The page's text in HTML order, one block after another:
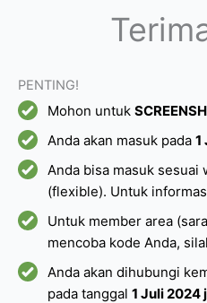
PENTING!
Mohon untuk
Anda akan masuk pada 1
Anda bisa masuk sesuai
(flexible). Untuk
Untuk member area
mencoba kode Anda,
Anda akan dihubungi
pada tanggal 1 Juli 2024